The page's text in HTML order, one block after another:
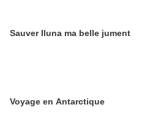
Sauver Iluna ma belle jument
Voyage en Antarctique